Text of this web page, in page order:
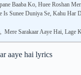
Baaba Ko, Huee Roshan
Is Sunee Duniya Se, Kahu Har
Mere Sarakaar Aaye Hai, Lage
aaye hai lyrics